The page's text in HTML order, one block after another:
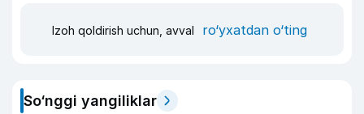
Izoh qoldirish uchun, avval ro‘yxatdan o‘ting
So‘nggi yangiliklar